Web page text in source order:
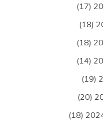
(17)
(18)
(18)
(14)
(19)
(20)
(18)